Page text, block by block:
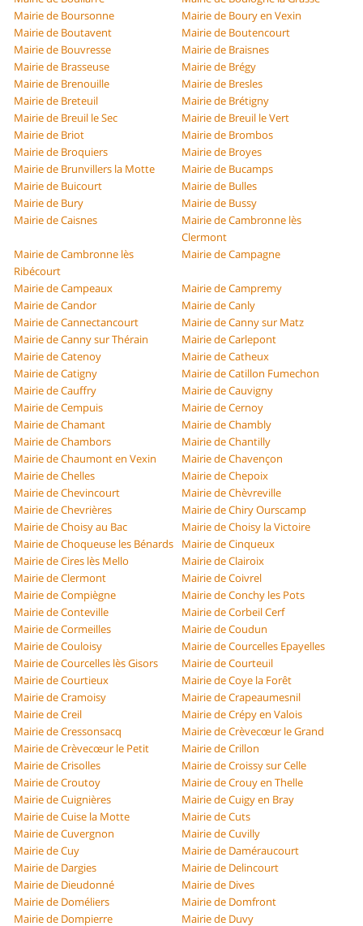
Mairie de Boursonne
Mairie de Boury en Vexin
Mairie de Boutavent
Mairie de Boutencourt
Mairie de Bouvresse
Mairie de Braisnes
Mairie de Brasseuse
Mairie de Brégy
Mairie de Brenouille
Mairie de Bresles
Mairie de Breteuil
Mairie de Brétigny
Mairie de Breuil le Sec
Mairie de Breuil le Vert
Mairie de Briot
Mairie de Brombos
Mairie de Broquiers
Mairie de Broyes
Mairie de Brunvillers la Motte
Mairie de Bucamps
Mairie de Buicourt
Mairie de Bulles
Mairie de Bury
Mairie de Bussy
Mairie de Caisnes
Mairie de Cambronne lès
Clermont
Mairie de Cambronne lès
Ribécourt
Mairie de Campagne
Mairie de Campeaux
Mairie de Campremy
Mairie de Candor
Mairie de Canly
Mairie de Cannectancourt
Mairie de Canny sur Matz
Mairie de Canny sur Thérain
Mairie de Carlepont
Mairie de Catenoy
Mairie de Catheux
Mairie de Catigny
Mairie de Catillon Fumechon
Mairie de Cauffry
Mairie de Cauvigny
Mairie de Cempuis
Mairie de Cernoy
Mairie de Chamant
Mairie de Chambly
Mairie de Chambors
Mairie de Chantilly
Mairie de Chaumont en Vexin
Mairie de Chavençon
Mairie de Chelles
Mairie de Chepoix
Mairie de Chevincourt
Mairie de Chèvreville
Mairie de Chevrières
Mairie de Chiry Ourscamp
Mairie de Choisy au Bac
Mairie de Choisy la Victoire
Mairie de Choqueuse les Bénards
Mairie de Cinqueux
Mairie de Cires lès Mello
Mairie de Clairoix
Mairie de Clermont
Mairie de Coivrel
Mairie de Compiègne
Mairie de Conchy les Pots
Mairie de Conteville
Mairie de Corbeil Cerf
Mairie de Cormeilles
Mairie de Coudun
Mairie de Couloisy
Mairie de Courcelles Epayelles
Mairie de Courcelles lès Gisors
Mairie de Courteuil
Mairie de Courtieux
Mairie de Coye la Forêt
Mairie de Cramoisy
Mairie de Crapeaumesnil
Mairie de Creil
Mairie de Crépy en Valois
Mairie de Cressonsacq
Mairie de Crèvecœur le Grand
Mairie de Crèvecœur le Petit
Mairie de Crillon
Mairie de Crisolles
Mairie de Croissy sur Celle
Mairie de Croutoy
Mairie de Crouy en Thelle
Mairie de Cuignières
Mairie de Cuigy en Bray
Mairie de Cuise la Motte
Mairie de Cuts
Mairie de Cuvergnon
Mairie de Cuvilly
Mairie de Cuy
Mairie de Daméraucourt
Mairie de Dargies
Mairie de Delincourt
Mairie de Dieudonné
Mairie de Dives
Mairie de Doméliers
Mairie de Domfront
Mairie de Dompierre
Mairie de Duvy